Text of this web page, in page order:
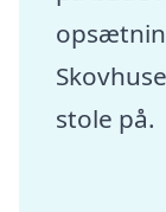
stole på.